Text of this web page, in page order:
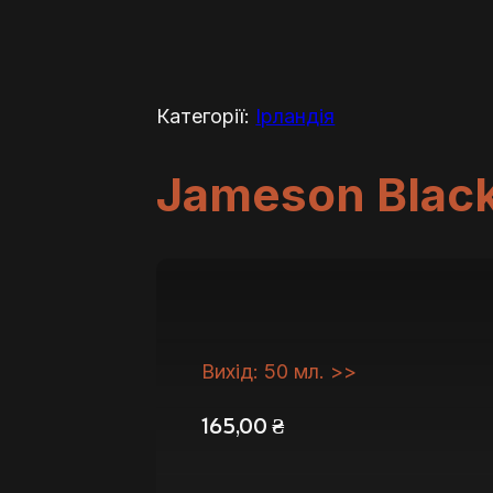
Категорії: Ірландія
Jameson
Вихід: 50 мл. >>
165,00₴